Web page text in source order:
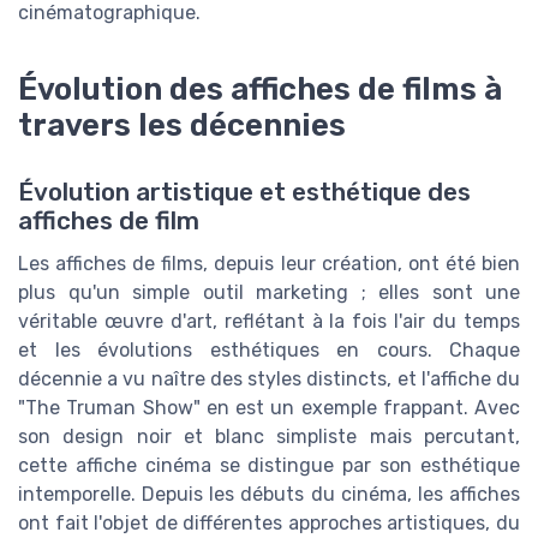
cinématographique.
Évolution des affiches de films à
travers les décennies
Évolution artistique et esthétique des
affiches de film
Les affiches de films, depuis leur création, ont été bien
plus qu'un simple outil marketing ; elles sont une
véritable œuvre d'art, reflétant à la fois l'air du temps
et les évolutions esthétiques en cours. Chaque
décennie a vu naître des styles distincts, et l'affiche du
"The Truman Show" en est un exemple frappant. Avec
son design noir et blanc simpliste mais percutant,
cette affiche cinéma se distingue par son esthétique
intemporelle. Depuis les débuts du cinéma, les affiches
ont fait l'objet de différentes approches artistiques, du